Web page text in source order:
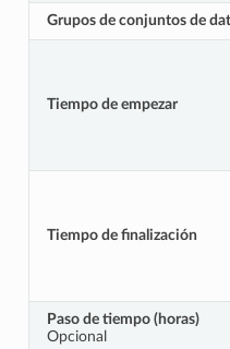
Grupos de conjuntos de
Tiempo de empezar
Tiempo de finalización
Paso de tiempo (horas)
Opcional